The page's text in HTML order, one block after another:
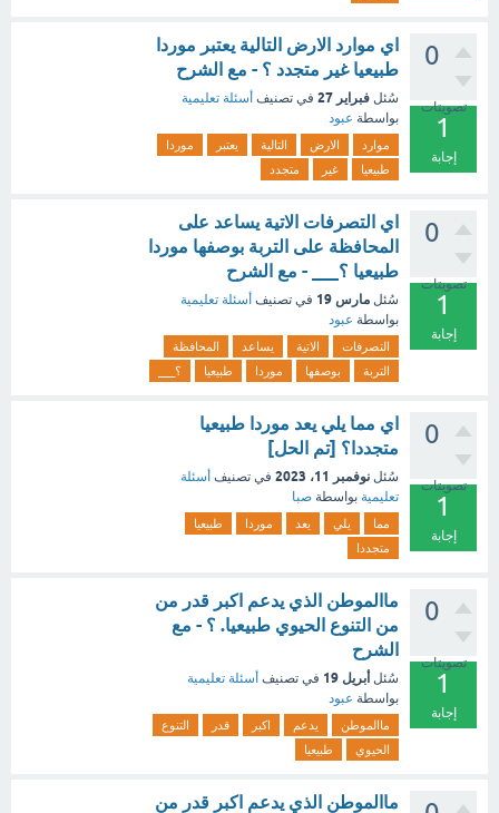
0
تصويتات
1
إجابة
اي موارد الارض التالية يعتبر موردا
طبيعيا غير متجدد ؟ - مع الشرح
سُئل فبراير 27 في تصنيف أسئلة تعليمية
بواسطة عبود
موارد الارض التالية يعتبر
موردا
طبيعيا
غير متجدد
0
تصويتات
1
إجابة
اي التصرفات الاتية يساعد على
المحافظة على التربة بوصفها موردا
طبيعيا ؟___ - مع الشرح
سُئل مارس 19 في تصنيف أسئلة تعليمية
بواسطة عبود
التصرفات الاتية يساعد
المحافظة
التربة
بوصفها موردا طبيعيا ؟___
0
تصويتات
1
إجابة
اي مما يلي يعد موردا طبيعيا
متجددا؟ [تم الحل]
سُئل نوفمبر 11، 2023 في تصنيف أسئلة
تعليمية بواسطة صبا
مما يلي يعد موردا
طبيعيا
متجددا
0
تصويتات
1
إجابة
ماالموطن الذي يدعم اكبر قدر من
من التنوع الحيوي طبيعيا. ؟ - مع
الشرح
سُئل أبريل 19 في تصنيف أسئلة تعليمية
بواسطة عبود
ماالموطن يدعم اكبر قدر
التنوع
الحيوي
طبيعيا
ماالموطن الذي يدعم اكبر قدر من